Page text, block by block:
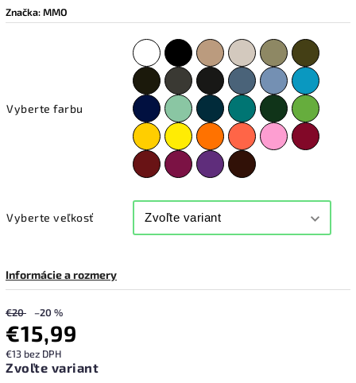
Značka:MMO
Vyberte farbu
Vyberte veľkosť
Informácie a rozmery
€20 –20 %
€15,99
€13 bez DPH
Zvoľte variant